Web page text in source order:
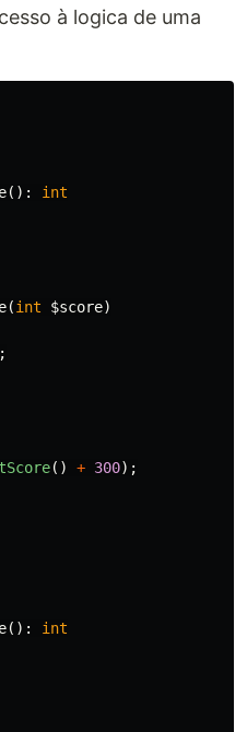
à logica de uma
():
int
(int $score)
;
() + 300);
():
int